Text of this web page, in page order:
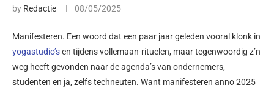
by Redactie 08/05/2025
Manifesteren. Een woord dat een paar jaar geleden vooral klonk in
yogastudio’sen tijdens vollemaan-rituelen, maar tegenwoordig z’n
weg heeft gevonden naar de agenda’s van ondernemers,
studenten en ja, zelfs techneuten. Want manifesteren anno 2025